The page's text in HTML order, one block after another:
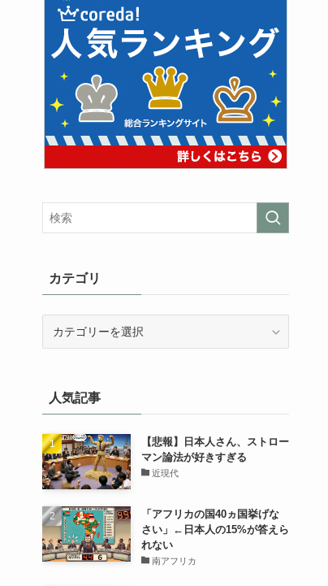
カテゴリ
人気記事
【悲報】日本人さん、ストロー
マン論法が好きすぎる
近現代
「アフリカの国40ヵ国挙げな
さい」←日本人の15%が答えら
れない
南アフリカ